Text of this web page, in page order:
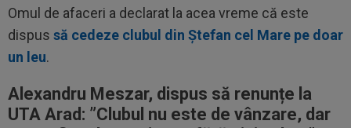
Omul de afaceri a declarat la acea vreme că este
dispus să cedeze clubul din Ștefan cel Mare pe doar
un leu.
Alexandru Meszar, dispus să renunțe la
UTA Arad: ”Clubul nu este de vânzare, dar